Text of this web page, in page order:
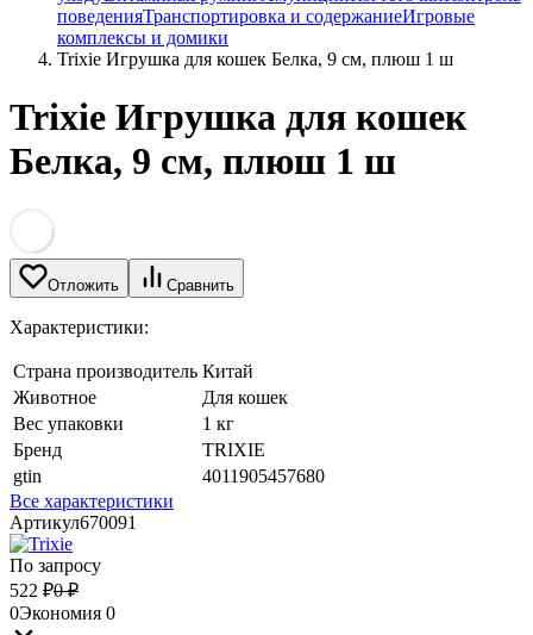
поведенияТранспортировка и содержаниеИгровые
комплексы и домики
Trixie Игрушка для кошек Белка, 9 см, плюш 1 ш
Trixie Игрушка для кошек
Белка, 9 см, плюш 1 ш
Отложить Сравнить
Характеристики:
Страна производитель Китай
Животное
Для кошек
Вес упаковки
1 кг
Бренд
TRIXIE
gtin
4011905457680
Все характеристики
Артикул670091
По запросу
522 ₽0 ₽
0Экономия 0